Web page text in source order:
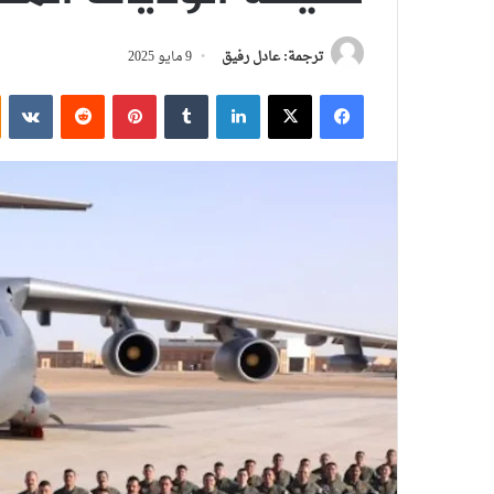
ترجمة: عادل رفيق 9 مايو 2025
فيسبوك ‫X لينكدإن بينتيريست